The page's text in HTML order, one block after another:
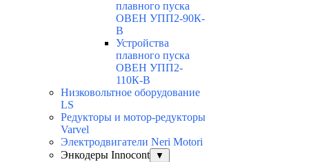
плавного пуска
ОВЕН УПП2-90К-
В
Устройства
плавного пуска
ОВЕН УПП2-
110К-В
Низковольтное оборудование
LS
Редукторы и мотор-редукторы
Varvel
Электродвигатели Neri Motori
Энкодеры Innocont
▼